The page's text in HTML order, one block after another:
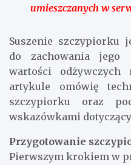
umieszczanych w
Suszenie szczypiorku
do zachowania jego
wartości odżywczych
artykule omówię
szczypiorku oraz
wskazówkami
Przygotowanie
Pierwszym krokiem w